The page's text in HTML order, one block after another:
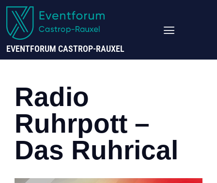
EVENTFORUM CASTROP-RAUXEL
Radio
Ruhrpott –
Das Ruhrical